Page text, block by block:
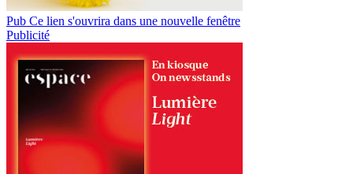
Pub Ce lien s'ouvrira dans une nouvelle fenêtre
Publicité